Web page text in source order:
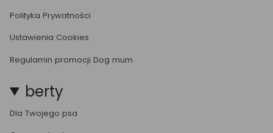
Polityka Prywatności
Ustawienia Cookies
Regulamin promocji Dog mum
berty
Dla Twojego psa